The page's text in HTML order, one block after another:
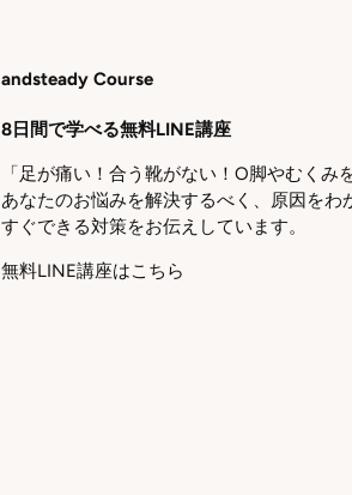
andsteady Course
8日間で学べる無料LINE講座
「足が痛い！合う靴がない！O脚やむくみ
あなたのお悩みを解決するべく、原因をわ
すぐできる対策をお伝えしています。
無料LINE講座はこちら